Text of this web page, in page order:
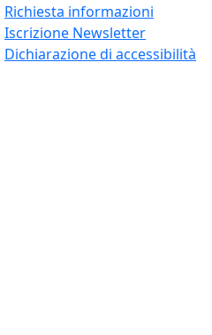
Richiesta informazioni
Iscrizione Newsletter
Dichiarazione di accessibilità